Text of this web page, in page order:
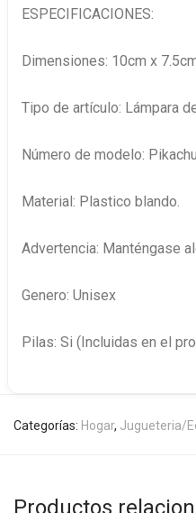
ESPECIFICACIONES:
Dimensiones: 10cm x
Tipo de artículo: Lámpara
Número de modelo:
Material: Plastico blando.
Advertencia: Manténgase
Genero: Unisex
Pilas: Si (Incluidas en el
Categorías: Hogar, Jugueteria/
Productos